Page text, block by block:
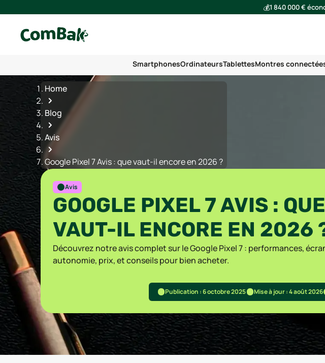
💰1 840 000 €
SmartphonesOrdinateursTablettesMontres
Home
Blog
Avis
Google Pixel 7 Avis : que vaut-il encore en 2026 ?
Avis
GOOGLE PIXEL 7 AVIS : QUE
VAUT-IL ENCORE EN 2026
Découvrez notre avis complet sur le Google Pixel 7 : performances,
autonomie, prix, et conseils pour bien acheter.
Publication : 6 octobre 2025 Mise à jour : 4 août 2026